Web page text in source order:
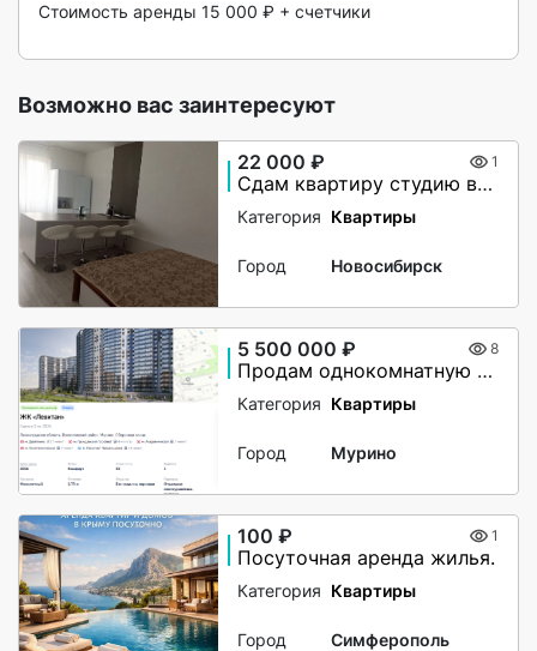
Стоимость аренды 15 000 ₽ + счетчики
Возможно вас заинтересуют
22 000 ₽ 1
Сдам квартиру студию в аренду на долгий срок
Категория Квартиры
Город Новосибирск
5 500 000 ₽ 8
Продам однокомнатную в ЖК Левитан
Категория Квартиры
Город Мурино
100 ₽ 1
Посуточная аренда жилья.
Категория Квартиры
Город Симферополь